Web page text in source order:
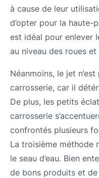
à cause de leur
d’opter pour la haute-
est idéal pour enlever
au niveau des roues
Néanmoins, le jet
carrosserie, car il
De plus, les petits
carrosserie
confrontés plusieurs
La troisième méthode
le seau d’eau. Bien
de bons produits et